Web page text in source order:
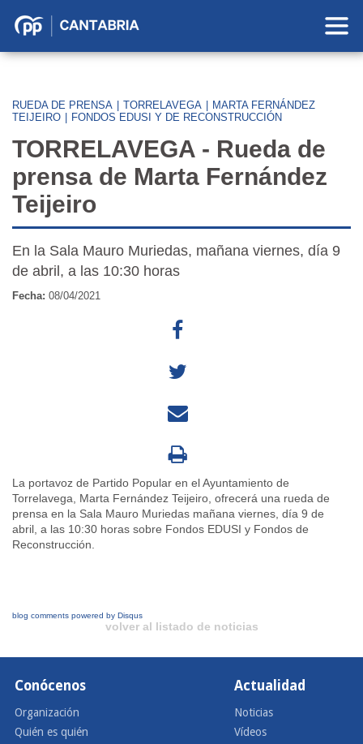
Partido
Cantabria
RUEDA DE PRENSA TORRELAVEGA
MARTA FERNÁNDEZ
TEIJEIRO
FONDOS EDUSI Y DE RECONSTRUCCIÓN
TORRELAVEGA - Rueda de
prensa de Marta Fernández
Teijeiro
En la Sala Mauro Muriedas, mañana viernes, día 9
de abril, a las 10:30 horas
Fecha: 08/04/2021
La portavoz de Partido Popular en el Ayuntamiento de
Torrelavega, Marta Fernández Teijeiro, ofrecerá una rueda de
prensa en la Sala Mauro Muriedas mañana viernes, día 9 de
abril, a las 10:30 horas sobre Fondos EDUSI y Fondos de
Reconstrucción.
blog comments powered by Disqus
volver al listado de noticias
Conócenos
Organización
Quién es quién
Actualidad
Noticias
Vídeos